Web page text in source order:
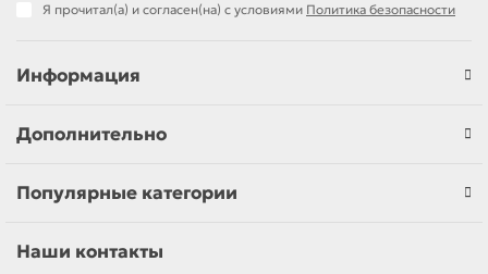
Я прочитал(а) и согласен(на) с условиями Политика безопасности
Информация
Дополнительно
Популярные категории
Наши контакты